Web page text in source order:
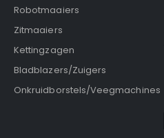
Robotmaaiers
Zitmaaiers
Kettingzagen
Bladblazers/Zuigers
Onkruidborstels/Veegmachines